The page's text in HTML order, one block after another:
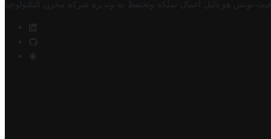
تونس هو دليل أعمال تملكه وتحتفظ به وتديره شركة مخزن التكنولوجيا